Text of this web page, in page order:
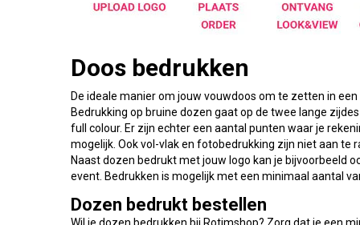
Doos bedrukken
De ideale manier om jouw vouwdoos om te zetten in
Bedrukking op bruine dozen gaat op de twee lange
full colour. Er zijn echter een aantal punten waar je
mogelijk. Ook vol-vlak en fotobedrukking zijn niet aan te
Naast dozen bedrukt met jouw logo kan je bijvoorbeeld
event. Bedrukken is mogelijk met een minimaal aantal
Dozen bedrukt bestellen